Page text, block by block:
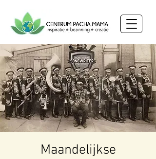
Maandelijkse